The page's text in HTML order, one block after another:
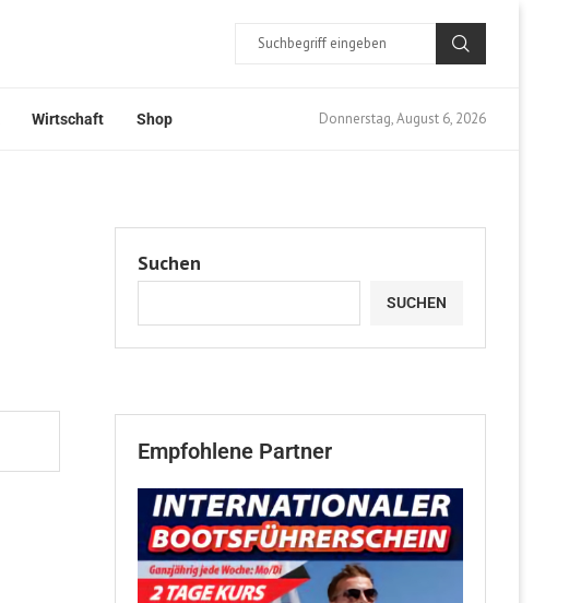
Wirtschaft Shop Donnerstag, August 6, 2026
Suchen
SUCHEN
Empfohlene Partner